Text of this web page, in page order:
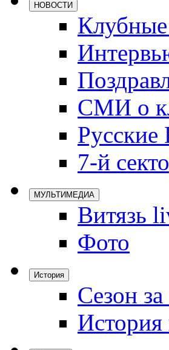
НОВОСТИ
СМИ о
Русские
7-й
МУЛЬТИМЕДИА
Витязь
Фото
История
Сезон
История